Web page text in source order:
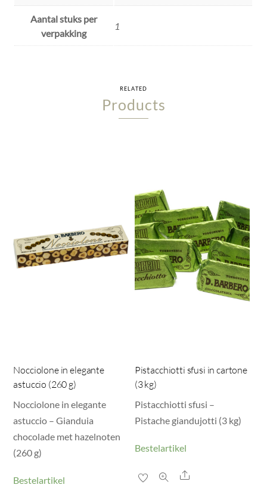
Aantal stuks per
verpakking
1
RELATED
Products
Nocciolone in elegante
astuccio (260 g)
Nocciolone in elegante
astuccio – Gianduia
chocolade met hazelnoten
(260 g)
Bestelartikel
Pistacchiotti sfusi in cartone
(3 kg)
Pistacchiotti sfusi –
Pistache giandujotti (3 kg)
Bestelartikel
Share